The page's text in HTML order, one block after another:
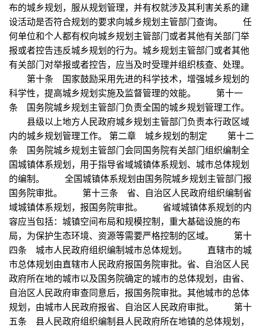
布的城乡规划，服从规划管理，并有权就涉及其利害关系的建
设活动是否符合规划的要求向城乡规划主管部门查询。 任
何单位和个人都有权向城乡规划主管部门或者其他有关部门举
报或者控告违反城乡规划的行为。城乡规划主管部门或者其他
有关部门对举报或者控告，应当及时受理并组织核查、处理。
第十条 国家鼓励采用先进的科学技术，增强城乡规划的
科学性，提高城乡规划实施及监督管理的效能。 第十一
条 国务院城乡规划主管部门负责全国的城乡规划管理工作。
县级以上地方人民政府城乡规划主管部门负责本行政区域
内的城乡规划管理工作。 第二章 城乡规划的制定 第十二
条 国务院城乡规划主管部门会同国务院有关部门组织编制全
国城镇体系规划，用于指导省域城镇体系规划、城市总体规划
的编制。 全国城镇体系规划由国务院城乡规划主管部门报
国务院审批。 第十三条 省、自治区人民政府组织编制省
域城镇体系规划，报国务院审批。 省域城镇体系规划的内
容应当包括：城镇空间布局和规模控制，重大基础设施的布
局，为保护生态环境、资源等需要严格控制的区域。 第十
四条 城市人民政府组织编制城市总体规划。 直辖市的城
市总体规划由直辖市人民政府报国务院审批。省、自治区人民
政府所在地的城市以及国务院确定的城市的总体规划，由省、
自治区人民政府审查同意后，报国务院审批。其他城市的总体
规划，由城市人民政府报省、自治区人民政府审批。 第十
五条 县人民政府组织编制县人民政府所在地镇的总体规划，